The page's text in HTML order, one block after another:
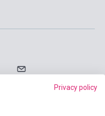
Privacy policy